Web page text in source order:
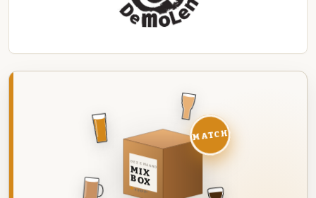
DEZE MAAND
MIX
BOX
8 BIEREN
MATCH